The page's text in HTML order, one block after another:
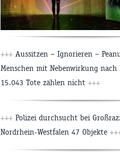
+++ Aussitzen – Ignorieren –
Menschen mit Nebenwirkung
15.043 Tote zählen nicht +++
+++ Polizei durchsucht bei
Nordrhein-Westfalen 47 Objekte